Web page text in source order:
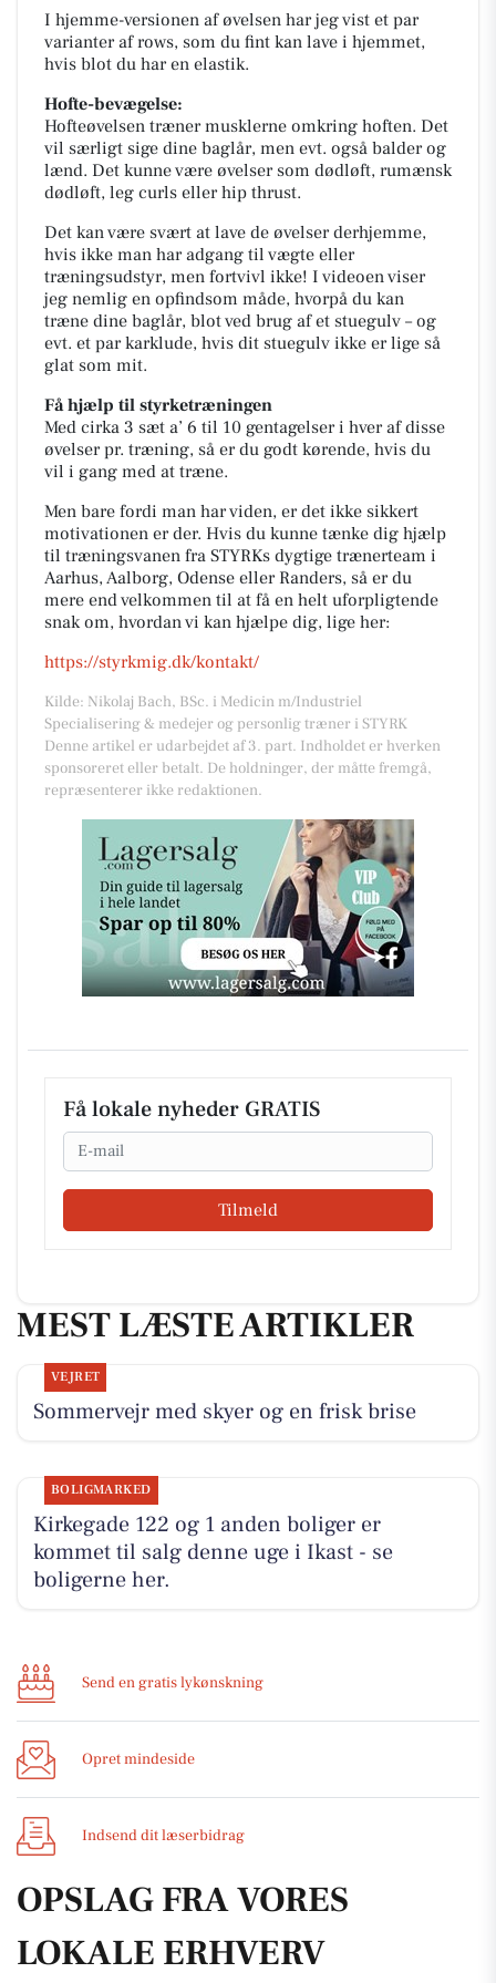
I hjemme-versionen af øvelsen har jeg vist et par
varianter af rows, som du fint kan lave i hjemmet,
hvis blot du har en elastik.
Hofte-bevægelse:
Hofteøvelsen træner musklerne omkring hoften. Det
vil særligt sige dine baglår, men evt. også balder og
lænd. Det kunne være øvelser som dødløft, rumænsk
dødløft, leg curls eller hip thrust.
Det kan være svært at lave de øvelser derhjemme,
hvis ikke man har adgang til vægte eller
træningsudstyr, men fortvivl ikke! I videoen viser
jeg nemlig en opfindsom måde, hvorpå du kan
træne dine baglår, blot ved brug af et stuegulv – og
evt. et par karklude, hvis dit stuegulv ikke er lige så
glat som mit.
Få hjælp til styrketræningen
Med cirka 3 sæt a’ 6 til 10 gentagelser i hver af disse
øvelser pr. træning, så er du godt kørende, hvis du
vil i gang med at træne.
Men bare fordi man har viden, er det ikke sikkert
motivationen er der. Hvis du kunne tænke dig hjælp
til træningsvanen fra STYRKs dygtige trænerteam i
Aarhus, Aalborg, Odense eller Randers, så er du
mere end velkommen til at få en helt uforpligtende
snak om, hvordan vi kan hjælpe dig, lige her:
https://styrkmig.dk/kontakt/
Kilde: Nikolaj Bach, BSc. i Medicin m/Industriel
Specialisering & medejer og personlig træner i STYRK
Denne artikel er udarbejdet af 3. part. Indholdet er hverken
sponsoreret eller betalt. De holdninger, der måtte fremgå,
repræsenterer ikke redaktionen.
Få lokale nyheder GRATIS
Email
Tilmeld
MEST LÆSTE ARTIKLER
VEJRET
Sommervejr med skyer og en frisk brise
BOLIGMARKED
Kirkegade 122 og 1 anden boliger er
kommet til salg denne uge i Ikast - se
boligerne her.
Send en gratis lykønskning
Opret mindeside
Indsend dit læserbidrag
OPSLAG FRA VORES
LOKALE ERHVERV